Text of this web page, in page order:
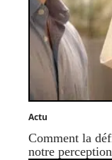
Actu
Comment la
notre